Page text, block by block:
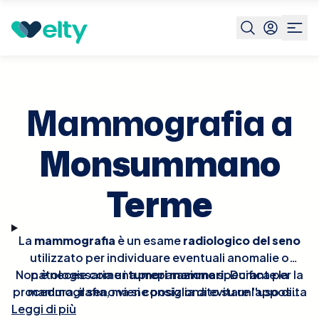
Prenota visita Monsummano Terme
Mammografia a
Monsummano
Terme
La mammografia è un esameradiologico del seno
utilizzato per individuare eventuali anomalie o
patologie come itumori mammari. Durante la
procedura, il seno viene posizionato su un'apposita
piastra e compresso delicatamente per ottenere
Non è necessaria una preparazione specifica per la
mammografia, ma si consiglia di evitare l'uso di
deodoranti
Leggi di più